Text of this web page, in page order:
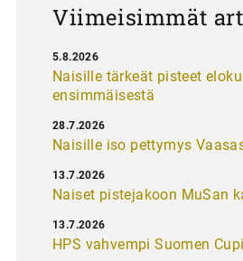
Viimeisimmät
Naisille tärkeät pisteet
ensimmäisestä
5.8.2026
Naisille iso pettymys
28.7.2026
Naiset pistejakoon MuSan
13.7.2026
HPS vahvempi Suomen
13.7.2026